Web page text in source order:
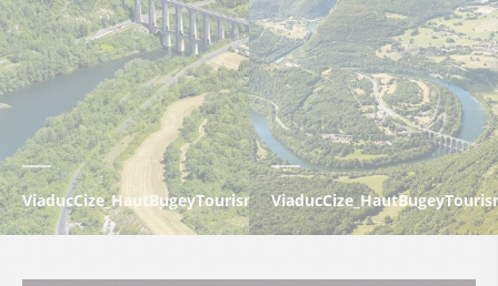
ViaducCize_HautBugeyTourisme_2014_Marc_Chatelain-004